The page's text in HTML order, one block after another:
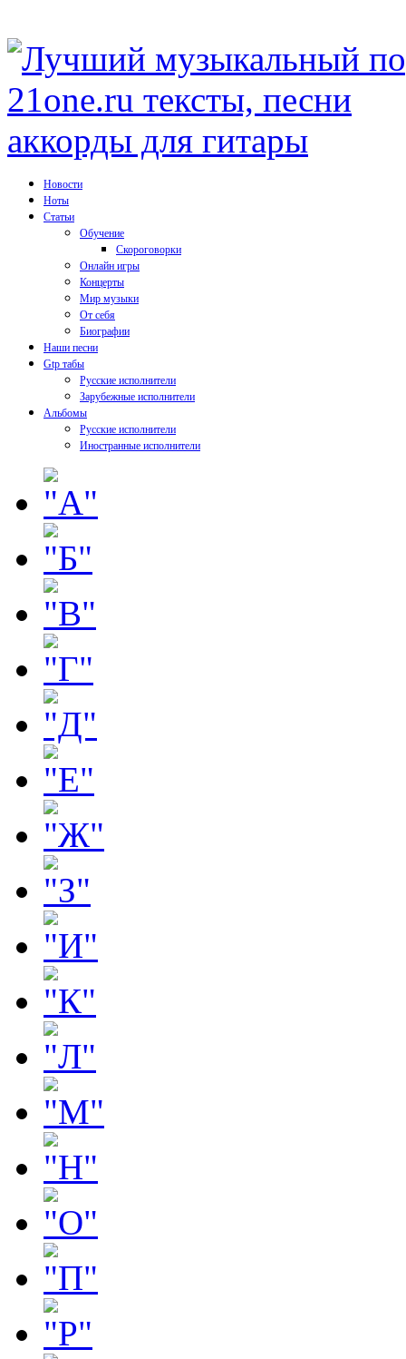
Новости
Ноты
Статьи
Обучение
Скороговорки
Онлайн игры
Концерты
Мир музыки
От себя
Биографии
Наши песни
Gtp табы
Русские исполнители
Зарубежные исполнители
Альбомы
Русские исполнители
Иностранные исполнители